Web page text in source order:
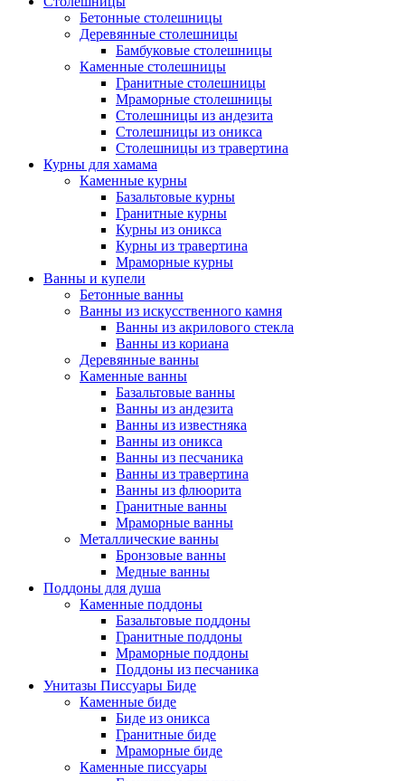
Бетонные столешницы
Деревянные столешницы
Бамбуковые столешницы
Каменные столешницы
Гранитные столешницы
Мраморные столешницы
Столешницы из андезита
Столешницы из оникса
Столешницы из травертина
Курны для хамама
Каменные курны
Базальтовые курны
Гранитные курны
Курны из оникса
Курны из травертина
Мраморные курны
Ванны и купели
Бетонные ванны
Ванны из искусственного камня
Ванны из акрилового стекла
Ванны из кориана
Деревянные ванны
Каменные ванны
Базальтовые ванны
Ванны из андезита
Ванны из известняка
Ванны из оникса
Ванны из песчаника
Ванны из травертина
Ванны из флюорита
Гранитные ванны
Мраморные ванны
Металлические ванны
Бронзовые ванны
Медные ванны
Поддоны для душа
Каменные поддоны
Базальтовые поддоны
Гранитные поддоны
Мраморные поддоны
Поддоны из песчаника
Унитазы Писсуары Биде
Каменные биде
Биде из оникса
Гранитные биде
Мраморные биде
Каменные писсуары